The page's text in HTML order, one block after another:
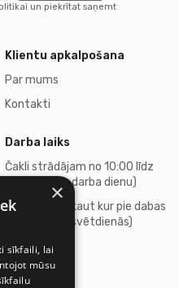
un piekrītat saņemt
Klientu apkalpošana
Par mums
Kontakti
Darba laiks
Čakli strādājam no 10:00 līdz
18:00 (katru darba dienu)
Atpūšamies kaut kur pie dabas
(sestdienās, svētdienās)
×
sīkfaili, lai
mūsu